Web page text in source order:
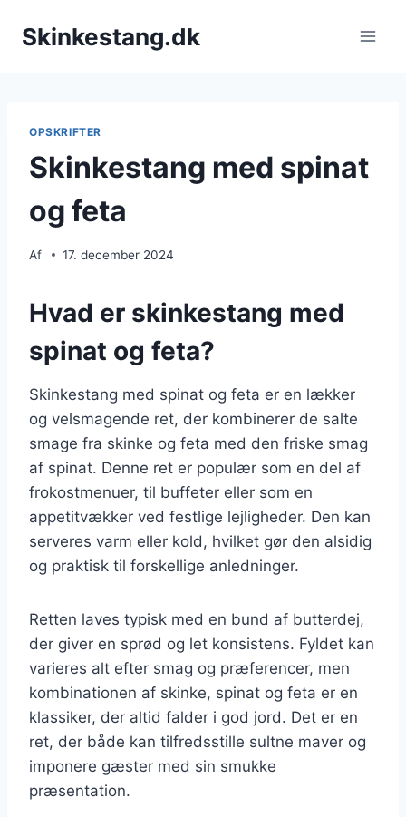
Skinkestang.dk
OPSKRIFTER
Skinkestang med spinat
og feta
Af 17. december 2024
Hvad er skinkestang med
spinat og feta?
Skinkestang med spinat og feta er en lækker
og velsmagende ret, der kombinerer de salte
smage fra skinke og feta med den friske smag
af spinat. Denne ret er populær som en del af
frokostmenuer, til buffeter eller som en
appetitvækker ved festlige lejligheder. Den kan
serveres varm eller kold, hvilket gør den alsidig
og praktisk til forskellige anledninger.
Retten laves typisk med en bund af butterdej,
der giver en sprød og let konsistens. Fyldet kan
varieres alt efter smag og præferencer, men
kombinationen af skinke, spinat og feta er en
klassiker, der altid falder i god jord. Det er en
ret, der både kan tilfredsstille sultne maver og
imponere gæster med sin smukke
præsentation.